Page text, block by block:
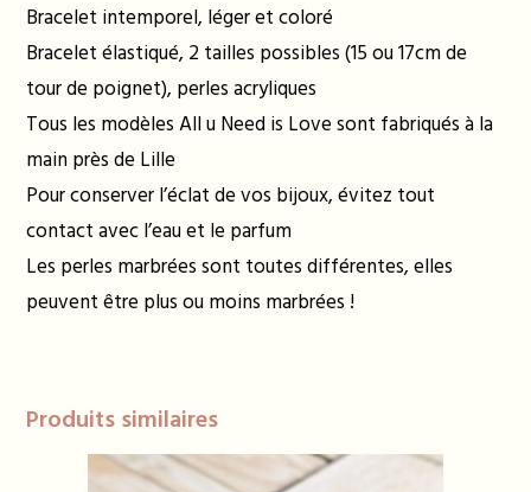
Bracelet intemporel, léger et coloré
Bracelet élastiqué, 2 tailles possibles (15 ou 17cm de
tour de poignet), perles acryliques
Tous les modèles All u Need is Love sont fabriqués à la
main près de Lille
Pour conserver l’éclat de vos bijoux, évitez tout
contact avec l’eau et le parfum
Les perles marbrées sont toutes différentes, elles
peuvent être plus ou moins marbrées !
Produits similaires